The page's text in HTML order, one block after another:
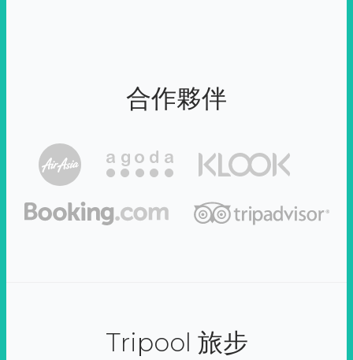
合作夥伴
Tripool 旅步